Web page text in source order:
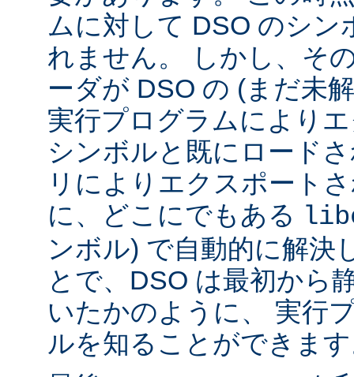
ムに対して DSO のシン
れません。 しかし、そ
ーダが DSO の (まだ未
実行プログラムにより
シンボルと既にロード
リによりエクスポート
に、どこにでもある
ンボル) で自動的に解決
とで、DSO は最初から
いたかのように、 実行
ルを知ることができま